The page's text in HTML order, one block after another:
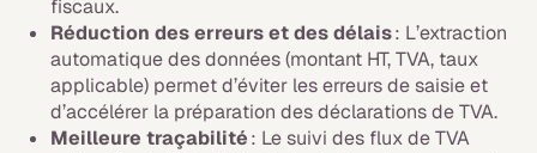
fiscaux.
Réduction des erreurs et des délais: L’extraction
automatique des données (montant HT, TVA, taux
applicable) permet d’éviter les erreurs de saisie et
d’accélérer la préparation des déclarations de TVA.
Meilleure traçabilité: Le suivi des flux de TVA